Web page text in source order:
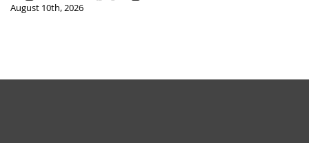
August 10th, 2026